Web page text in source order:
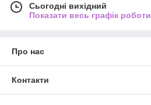
Сьогодні вихідний
Показати весь графік роботи
Про нас
Контакти